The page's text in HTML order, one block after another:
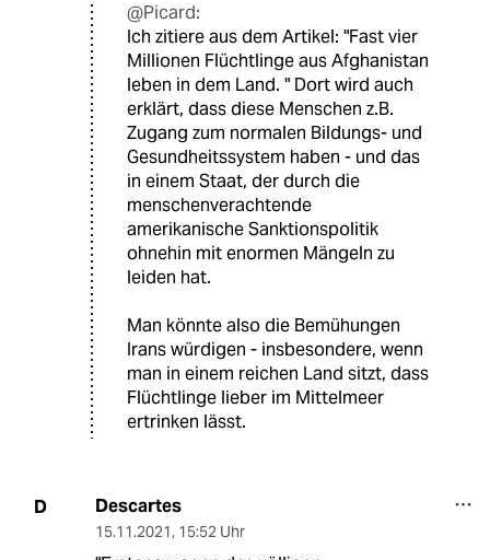
@Picard:
Ich zitiere aus dem Artikel: "Fast vier
Millionen Flüchtlinge aus Afghanistan
leben in dem Land. " Dort wird auch
erklärt, dass diese Menschen z.B.
Zugang zum normalen Bildungs- und
Gesundheitssystem haben - und das
in einem Staat, der durch die
menschenverachtende
amerikanische Sanktionspolitik
ohnehin mit enormen Mängeln zu
leiden hat.
Man könnte also die Bemühungen
Irans würdigen - insbesondere, wenn
man in einem reichen Land sitzt, dass
Flüchtlinge lieber im Mittelmeer
ertrinken lässt.
D Descartes
15.11.2021, 15:52 Uhr